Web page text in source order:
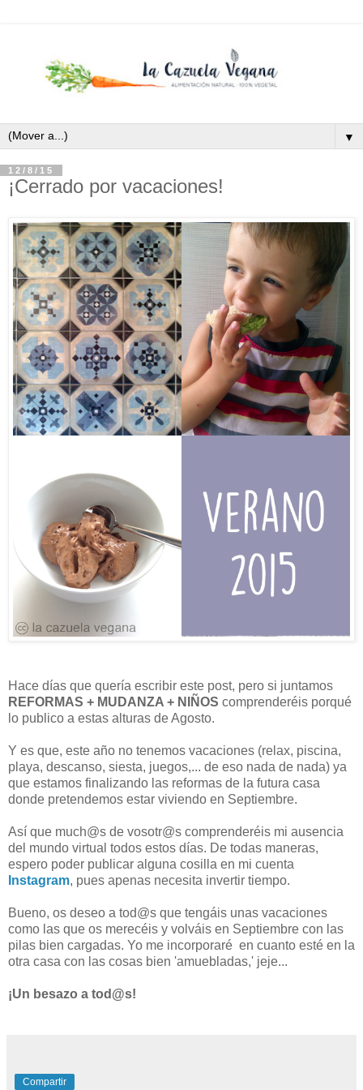
▼
12/8/15
¡Cerrado por vacaciones!
Hace días que quería escribir este post, pero si juntamos
REFORMAS + MUDANZA + NIÑOS comprenderéis porqué
lo publico a estas alturas de Agosto.
Y es que, este año no tenemos vacaciones (relax, piscina,
playa, descanso, siesta, juegos,... de eso nada de nada) ya
que estamos finalizando las reformas de la futura casa
donde pretendemos estar viviendo en Septiembre.
Así que much@s de vosotr@s comprenderéis mi ausencia
del mundo virtual todos estos días. De todas maneras,
espero poder publicar alguna cosilla en mi cuenta
Instagram, pues apenas necesita invertir tiempo.
Bueno, os deseo a tod@s que tengáis unas vacaciones
como las que os merecéis y volváis en Septiembre con las
pilas bien cargadas. Yo me incorporaré en cuanto esté en la
otra casa con las cosas bien 'amuebladas,' jeje...
¡Un besazo a tod@s!
Compartir